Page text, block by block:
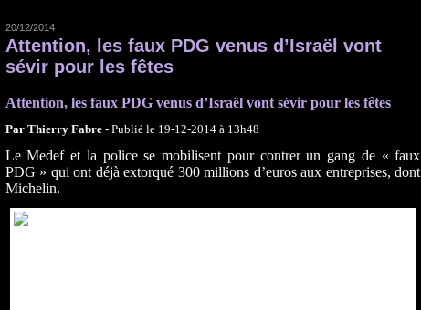
20/12/2014
Attention, les faux PDG venus d’Israël vont
sévir pour les fêtes
Attention, les faux PDG venus d’Israël vont sévir pour les fêtes
Par Thierry Fabre - Publié le 19-12-2014 à 13h48
Le Medef et la police se mobilisent pour contrer un gang de « faux
PDG » qui ont déjà extorqué 300 millions d’euros aux entreprises, dont
Michelin.